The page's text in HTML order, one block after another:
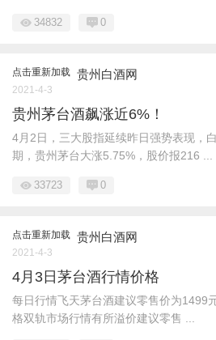
34832 0
点击重新加载 贵州白酒网
2021-4-3
贵州茅台酒飙涨近6%！
4月2日，三大股指延续昨日强势表现，
期，贵州茅台大涨5.75%，股价报216 ...
33723 0
点击重新加载 贵州白酒网
2021-4-3
4月3日茅台酒行情价格
每日行情飞天茅台酒建议零售价为1499
格双轨市场行情有所溢价建议零售 ...